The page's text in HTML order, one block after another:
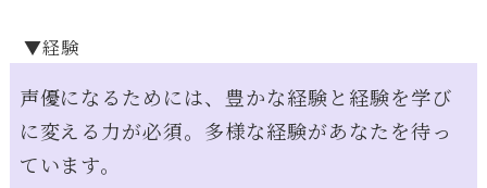
▼経験
声優になるためには、豊かな経験と経験を学び
に変える力が必須。多様な経験があなたを待っ
ています。